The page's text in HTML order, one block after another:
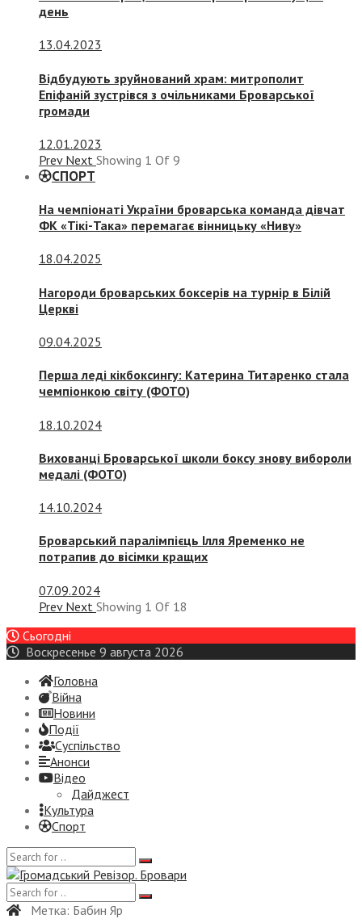
день
13.04.2023
Відбудують зруйнований храм: митрополит
Епіфаній зустрівся з очільниками Броварської
громади
12.01.2023
Prev Next Showing 1 Of 9
СПОРТ
На чемпіонаті України броварська команда дівчат
ФК «Тікі-Така» перемагає вінницьку «Ниву»
18.04.2025
Нагороди броварських боксерів на турнір в Білій
Церкві
09.04.2025
Перша леді кікбоксингу: Катерина Титаренко стала
чемпіонкою світу (ФОТО)
18.10.2024
Вихованці Броварської школи боксу знову вибороли
медалі (ФОТО)
14.10.2024
Броварський паралімпієць Ілля Яременко не
потрапив до вісімки кращих
07.09.2024
Prev Next Showing 1 Of 18
Сьогодні
Воскресенье 9 августа 2026
Головна
Війна
Новини
Події
Суспiльство
Анонси
Відео
Дайджест
Культура
Спорт
Метка: Бабин Яр